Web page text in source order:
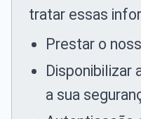
tratar essas
Prestar o
Disponibilizar
a sua